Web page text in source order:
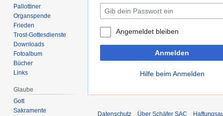
Angemeldet bleiben
Anmelden
Hilfe beim Anmelden
Pallottiner
Organspende
Frieden
Trost-Gottesdienste
Downloads
Fotoalbum
Bücher
Links
Glaube
Gott
Sakramente
Datenschutz Über Schäfer SAC